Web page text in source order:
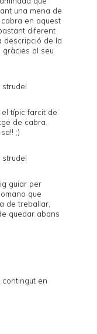
una mena de
en aquest
diferent
descripció de la
gràcies al seu
típic farcit de
de cabra.
;)
guiar per
que
de treballar,
quedar abans
en